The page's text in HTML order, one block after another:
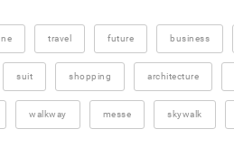
travel future business
suit shopping architecture
walkway messe skywalk